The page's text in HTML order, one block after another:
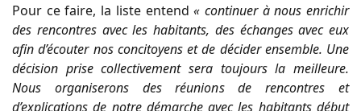
Pour ce faire, la liste entend« continuer à nous enrichir
des rencontres avec les habitants, des échanges avec eux
afin d’écouter nos concitoyens et de décider ensemble. Une
décision prise collectivement sera toujours la meilleure.
Nous organiserons des réunions de rencontres et
d’explications de notre démarche avec les habitants début